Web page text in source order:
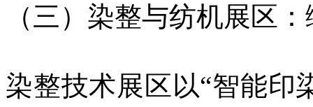
（三）染整与纺机展区
染整技术展区以“智能印